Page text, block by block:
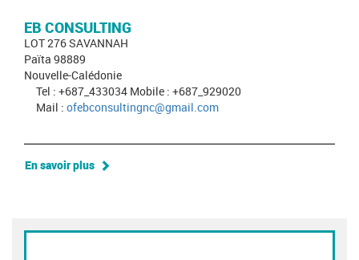
EB CONSULTING
LOT 276 SAVANNAH
Païta 98889
Nouvelle-Calédonie
Tel : +687_433034 Mobile : +687_929020
Mail : ofebconsultingnc@gmail.com
En savoir plus